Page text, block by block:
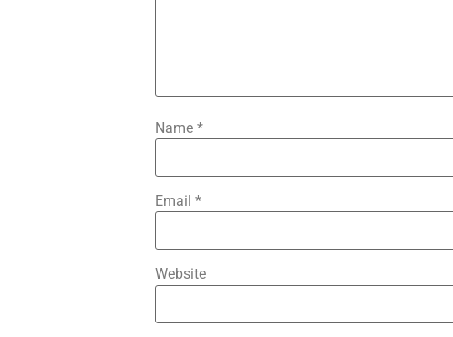
Name *
Email *
Website